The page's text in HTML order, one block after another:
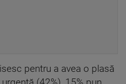
pentru a avea o plasă